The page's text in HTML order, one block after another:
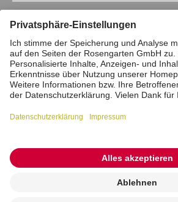
E-
Mail-
Adresse:
*
Impressum Datenschutz
Interne Meldestelle
Zahlungsmittel
Barrierefreiheitserklärung
Vertrag
© 2026 ROSENGARTEN-Tierbestattung